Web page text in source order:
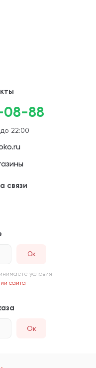
08-88
22:00
связи
условия
сайта
Ок